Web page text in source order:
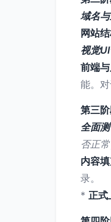
域名
网站
视觉
前端
能。
第三
全面
否正
内容
录。
* 正式